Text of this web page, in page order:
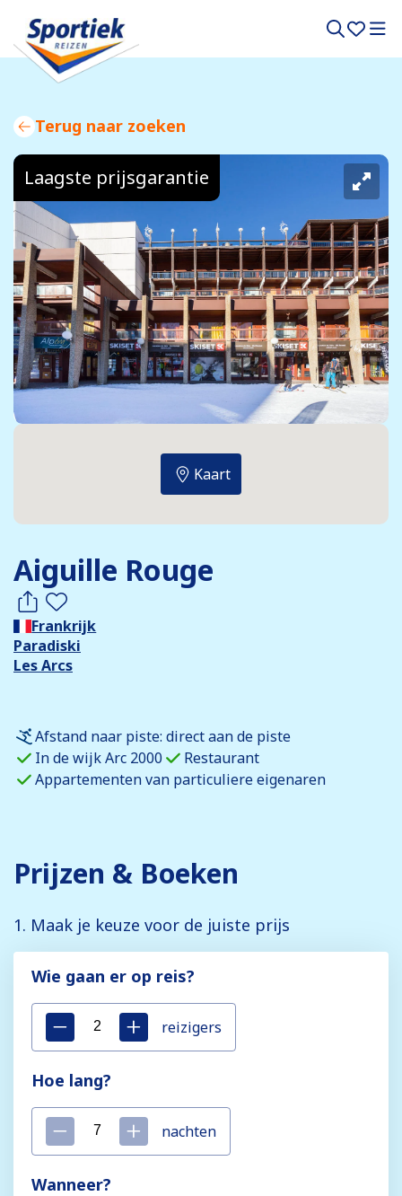
Terug naar zoeken
Aiguille Rouge
Frankrijk
Paradiski
Les Arcs
Laagste prijsgarantie
Kaart
Afstand naar piste: direct aan de piste
In de wijk Arc 2000
Restaurant
Appartementen van particuliere eigenaren
Prijzen & Boeken
1. Maak je keuze voor de juiste prijs
Wie gaan er op reis?
reizigers
Hoe lang?
nachten
Wanneer?